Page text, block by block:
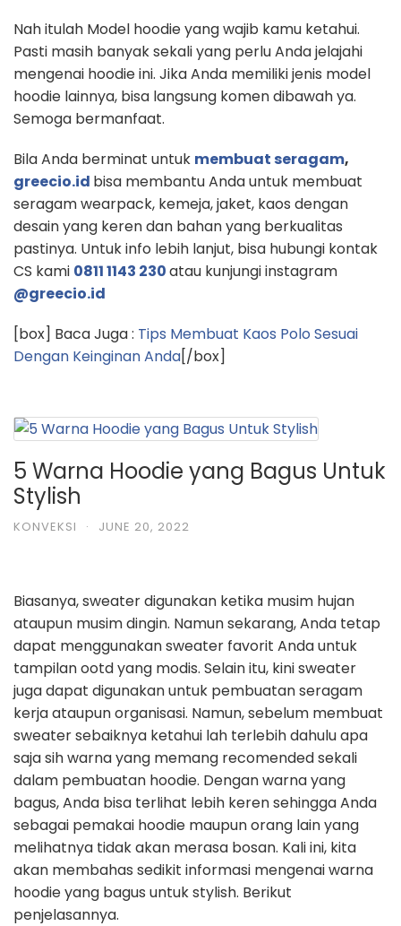
Nah itulah Model hoodie yang wajib kamu ketahui.
Pasti masih banyak sekali yang perlu Anda jelajahi
mengenai hoodie ini. Jika Anda memiliki jenis model
hoodie lainnya, bisa langsung komen dibawah ya.
Semoga bermanfaat.
Bila Anda berminat untuk membuat seragam,
greecio.id bisa membantu Anda untuk membuat
seragam wearpack, kemeja, jaket, kaos dengan
desain yang keren dan bahan yang berkualitas
pastinya. Untuk info lebih lanjut, bisa hubungi kontak
CS kami 0811 1143 230atau kunjungi instagram
@greecio.id
[box] Baca Juga : Tips Membuat Kaos Polo Sesuai
Dengan Keinginan Anda[/box]
5 Warna Hoodie yang Bagus Untuk
Stylish
KONVEKSI · JUNE 20, 2022
Biasanya, sweater digunakan ketika musim hujan
ataupun musim dingin. Namun sekarang, Anda tetap
dapat menggunakan sweater favorit Anda untuk
tampilan ootd yang modis. Selain itu, kini sweater
juga dapat digunakan untuk pembuatan seragam
kerja ataupun organisasi. Namun, sebelum membuat
sweater sebaiknya ketahui lah terlebih dahulu apa
saja sih warna yang memang recomended sekali
dalam pembuatan hoodie. Dengan warna yang
bagus, Anda bisa terlihat lebih keren sehingga Anda
sebagai pemakai hoodie maupun orang lain yang
melihatnya tidak akan merasa bosan. Kali ini, kita
akan membahas sedikit informasi mengenai warna
hoodie yang bagus untuk stylish. Berikut
penjelasannya.